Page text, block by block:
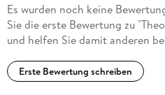
Es wurden noch keine
Sie die erste Bewertung zu
und helfen Sie damit anderen
Erste Bewertung schreiben